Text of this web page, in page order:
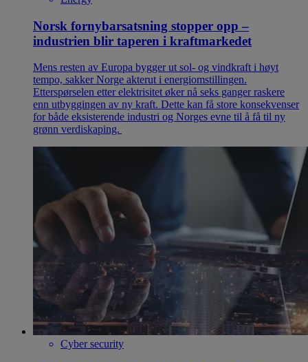
Norsk fornybarsatsning stopper opp –
industrien blir taperen i kraftmarkedet
Mens resten av Europa bygger ut sol- og vindkraft i høyt
tempo, sakker Norge akterut i energiomstillingen.
Etterspørselen etter elektrisitet øker nå seks ganger raskere
enn utbyggingen av ny kraft. Dette kan få store konsekvenser
for både eksisterende industri og Norges evne til å få til ny
grønn verdiskaping.
Cyber security